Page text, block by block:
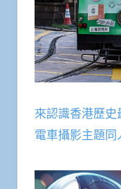
來認識香港歷
電車攝影主題同